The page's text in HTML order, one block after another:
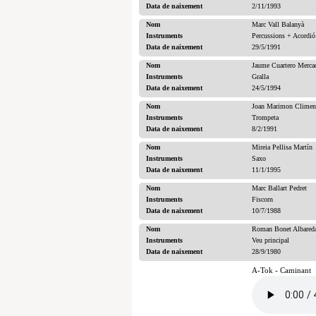
Data de naixement
2/11/1993
Nom
Marc Vall Balanyà
Instruments
Percussions + Acordió
Data de naixement
29/5/1991
Nom
Jaume Cuartero
Instruments
Gralla
Data de naixement
24/5/1994
Nom
Joan Marimon
Instruments
Trompeta
Data de naixement
8/2/1991
Nom
Mireia Pellisa Martín
Instruments
Saxo
Data de naixement
11/1/1995
Nom
Marc Ballart Pedret
Instruments
Fiscorn
Data de naixement
10/7/1988
Nom
Roman Bonet
Instruments
Veu principal
Data de naixement
28/9/1980
A-Tok - Caminant